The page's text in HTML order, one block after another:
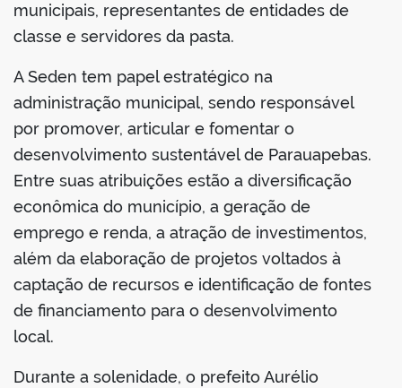
municipais, representantes de entidades de
classe e servidores da pasta.
A Seden tem papel estratégico na
administração municipal, sendo responsável
por promover, articular e fomentar o
desenvolvimento sustentável de Parauapebas.
Entre suas atribuições estão a diversificação
econômica do município, a geração de
emprego e renda, a atração de investimentos,
além da elaboração de projetos voltados à
captação de recursos e identificação de fontes
de financiamento para o desenvolvimento
local.
Durante a solenidade, o prefeito Aurélio